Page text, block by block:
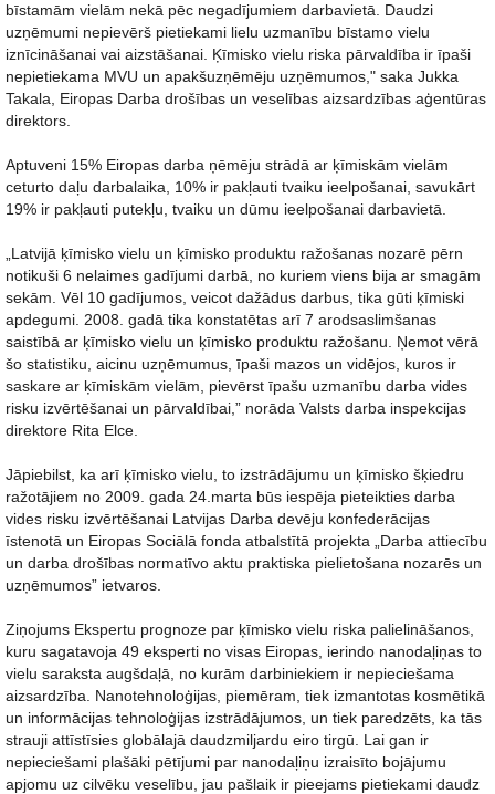
bīstamām vielām nekā pēc negadījumiem darbavietā. Daudzi
uzņēmumi nepievērš pietiekami lielu uzmanību bīstamo vielu
iznīcināšanai vai aizstāšanai. Ķīmisko vielu riska pārvaldība ir īpaši
nepietiekama MVU un apakšuzņēmēju uzņēmumos," saka Jukka
Takala, Eiropas Darba drošības un veselības aizsardzības aģentūras
direktors.
Aptuveni 15% Eiropas darba ņēmēju strādā ar ķīmiskām vielām
ceturto daļu darbalaika, 10% ir pakļauti tvaiku ieelpošanai, savukārt
19% ir pakļauti putekļu, tvaiku un dūmu ieelpošanai darbavietā.
„Latvijā ķīmisko vielu un ķīmisko produktu ražošanas nozarē pērn
notikuši 6 nelaimes gadījumi darbā, no kuriem viens bija ar smagām
sekām. Vēl 10 gadījumos, veicot dažādus darbus, tika gūti ķīmiski
apdegumi. 2008. gadā tika konstatētas arī 7 arodsaslimšanas
saistībā ar ķīmisko vielu un ķīmisko produktu ražošanu. Ņemot vērā
šo statistiku, aicinu uzņēmumus, īpaši mazos un vidējos, kuros ir
saskare ar ķīmiskām vielām, pievērst īpašu uzmanību darba vides
risku izvērtēšanai un pārvaldībai,” norāda Valsts darba inspekcijas
direktore Rita Elce.
Jāpiebilst, ka arī ķīmisko vielu, to izstrādājumu un ķīmisko šķiedru
ražotājiem no 2009. gada 24.marta būs iespēja pieteikties darba
vides risku izvērtēšanai Latvijas Darba devēju konfederācijas
īstenotā un Eiropas Sociālā fonda atbalstītā projekta „Darba attiecību
un darba drošības normatīvo aktu praktiska pielietošana nozarēs un
uzņēmumos” ietvaros.
Ziņojums Ekspertu prognoze par ķīmisko vielu riska palielināšanos,
kuru sagatavoja 49 eksperti no visas Eiropas, ierindo nanodaļiņas to
vielu saraksta augšdaļā, no kurām darbiniekiem ir nepieciešama
aizsardzība. Nanotehnoloģijas, piemēram, tiek izmantotas kosmētikā
un informācijas tehnoloģijas izstrādājumos, un tiek paredzēts, ka tās
strauji attīstīsies globālajā daudzmiljardu eiro tirgū. Lai gan ir
nepieciešami plašāki pētījumi par nanodaļiņu izraisīto bojājumu
apjomu uz cilvēku veselību, jau pašlaik ir pieejams pietiekami daudz